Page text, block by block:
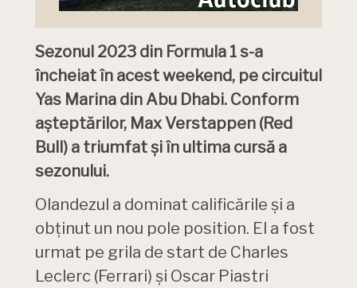
Sezonul 2023 din Formula 1 s-a
încheiat în acest weekend, pe circuitul
Yas Marina din Abu Dhabi. Conform
așteptărilor, Max Verstappen (Red
Bull) a triumfat și în ultima cursă a
sezonului.
Olandezul a dominat calificările și a
obținut un nou pole position. El a fost
urmat pe grila de start de Charles
Leclerc (Ferrari) și Oscar Piastri